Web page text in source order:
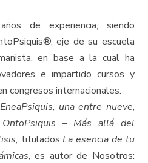
de experiencia, siendo
eje de su escuela
en base a la cual ha
e impartido cursos y
congresos internacionales.
EneaPsiquis, una entre nueve,
OntoPsiquis – Más allá del
tituladosLa esencia de tu
, es autor de Nosotros: